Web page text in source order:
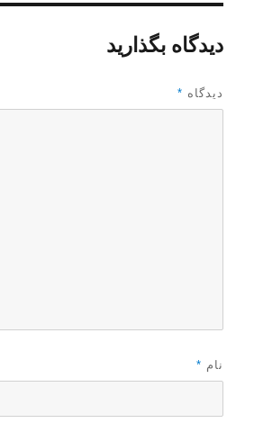
ه
دیدگاه بگذارید
دیدگاه *
نام *